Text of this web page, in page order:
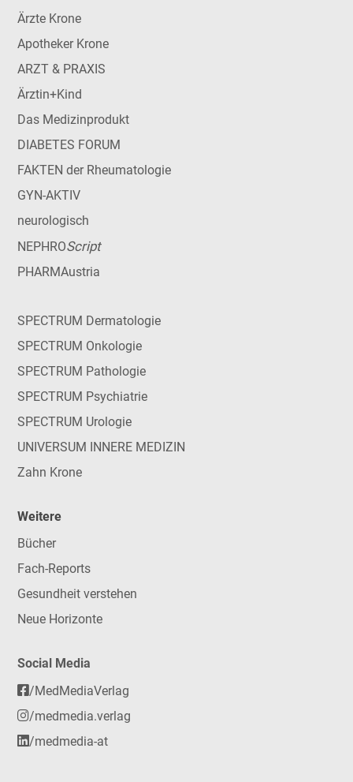
Ärzte Krone
Apotheker Krone
ARZT & PRAXIS
Ärztin+Kind
Das Medizinprodukt
DIABETES FORUM
FAKTEN der Rheumatologie
GYN-AKTIV
neurologisch
NEPHROScript
PHARMAustria
SPECTRUM Dermatologie
SPECTRUM Onkologie
SPECTRUM Pathologie
SPECTRUM Psychiatrie
SPECTRUM Urologie
UNIVERSUM INNERE MEDIZIN
Zahn Krone
Weitere
Bücher
Fach-Reports
Gesundheit verstehen
Neue Horizonte
Social Media
/MedMediaVerlag
/medmedia.verlag
/medmedia-at